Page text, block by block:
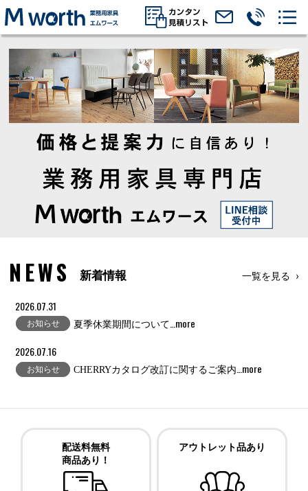
NEWS 新着情報 一覧を見る
2026.07.31
お知らせ 夏季休業期間について
…more
2026.07.16
お知らせ CHERRYカタログ改訂に関するご案内…more
配送料無料
商品あり！
アウトレット品あり